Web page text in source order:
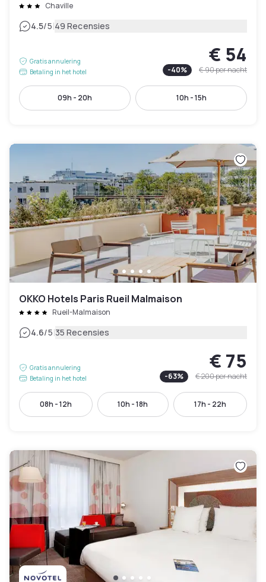
Chaville
4.5/5|49 Recensies
Gratis annulering
Betaling in het hotel
€ 54
-40% € 90per nacht
09h - 20h 10h - 15h
OKKO Hotels Paris Rueil Malmaison
Rueil-Malmaison
4.6/5|35 Recensies
Gratis annulering
Betaling in het hotel
€ 75
-63% € 200per nacht
08h - 12h 10h - 18h 17h - 22h